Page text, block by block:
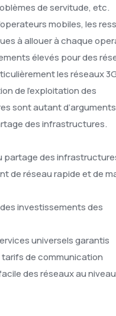
de servitude, etc.
mobiles, les
à allouer à chaque
élevés pour des
les réseaux
de l’exploitation des
sont autant
des infrastructures.
partage des
de réseau rapide et de
investissements des
universels garantis
tarifs de communication
des réseaux au niveau